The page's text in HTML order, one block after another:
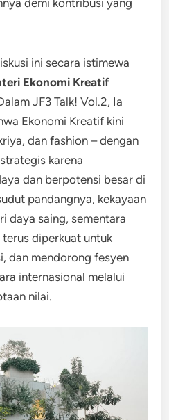
demi kontribusi yang
ini secara istimewa
Ekonomi Kreatif
JF3 Talk! Vol.2, Ia
Ekonomi Kreatif kini
dan fashion – dengan
karena
dan berpotensi besar di
pandangnya, kekayaan
daya saing, sementara
diperkuat untuk
dan mendorong fesyen
internasional melalui
nilai.